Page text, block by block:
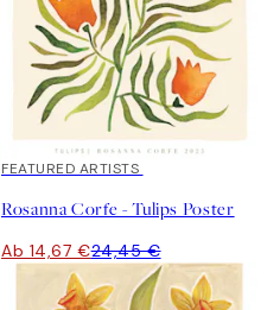
40%*
FEATURED ARTISTS
Rosanna Corfe - Tulips Poster
Ab 14,67 €24,45 €